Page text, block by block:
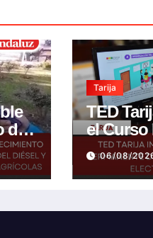
de
y
Tarija
TED
el Curso
de06/08/